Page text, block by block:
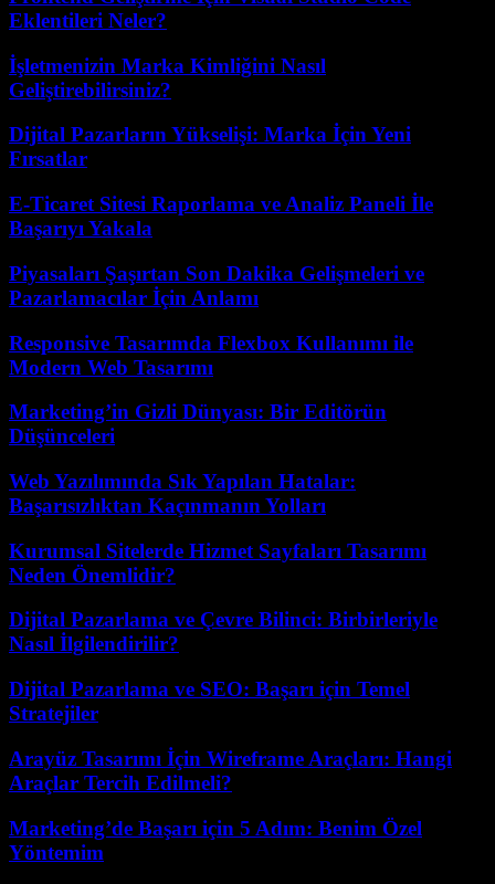
Eklentileri Neler?
İşletmenizin Marka Kimliğini Nasıl
Geliştirebilirsiniz?
Dijital Pazarların Yükselişi: Marka İçin Yeni
Fırsatlar
E-Ticaret Sitesi Raporlama ve Analiz Paneli İle
Başarıyı Yakala
Piyasaları Şaşırtan Son Dakika Gelişmeleri ve
Pazarlamacılar İçin Anlamı
Responsive Tasarımda Flexbox Kullanımı ile
Modern Web Tasarımı
Marketing’in Gizli Dünyası: Bir Editörün
Düşünceleri
Web Yazılımında Sık Yapılan Hatalar:
Başarısızlıktan Kaçınmanın Yolları
Kurumsal Sitelerde Hizmet Sayfaları Tasarımı
Neden Önemlidir?
Dijital Pazarlama ve Çevre Bilinci: Birbirleriyle
Nasıl İlgilendirilir?
Dijital Pazarlama ve SEO: Başarı için Temel
Stratejiler
Arayüz Tasarımı İçin Wireframe Araçları: Hangi
Araçlar Tercih Edilmeli?
Marketing’de Başarı için 5 Adım: Benim Özel
Yöntemim